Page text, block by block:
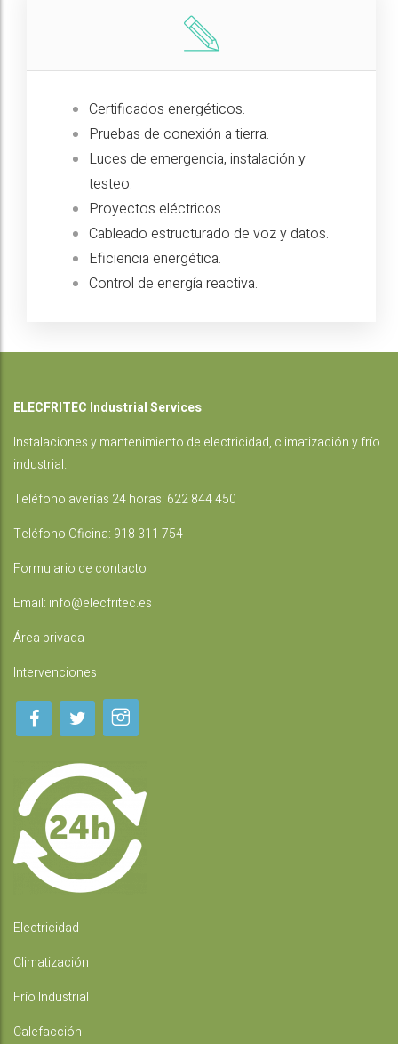
Certificados energéticos.
Pruebas de conexión a tierra.
Luces de emergencia, instalación y
testeo.
Proyectos eléctricos.
Cableado estructurado de voz y datos.
Eficiencia energética.
Control de energía reactiva.
ELECFRITEC Industrial Services
Instalacionesy mantenimiento de electricidad, climatización y frío
industrial.
Teléfono averías 24 horas: 622 844 450
Teléfono Oficina: 918 311 754
Formulario de contacto
Email: info@elecfritec.es
Área privada
Intervenciones
Electricidad
Climatización
Frío Industrial
Calefacción